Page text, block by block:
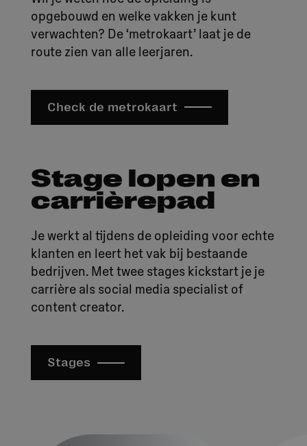
opgebouwd en welke vakken je kunt
verwachten? De ‘metrokaart’ laat je de
route zien van alle leerjaren.
Check de metrokaart
Stage lopen en
carrièrepad
Je werkt al tijdens de opleiding voor echte
klanten en leert het vak bij bestaande
bedrijven. Met twee stages kickstart je je
carrière als social media specialist of
content creator.
Stages